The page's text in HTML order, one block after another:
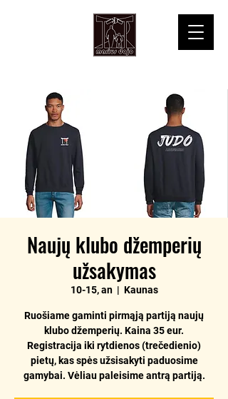
Naujų klubo džemperių
užsakymas
10-15, an
  |
Kaunas
Ruošiame gaminti pirmąją partiją naujų
klubo džemperių. Kaina 35 eur.
Registracija iki rytdienos (trečedienio)
pietų, kas spės užsisakyti paduosime
gamybai. Vėliau paleisime antrą partiją.